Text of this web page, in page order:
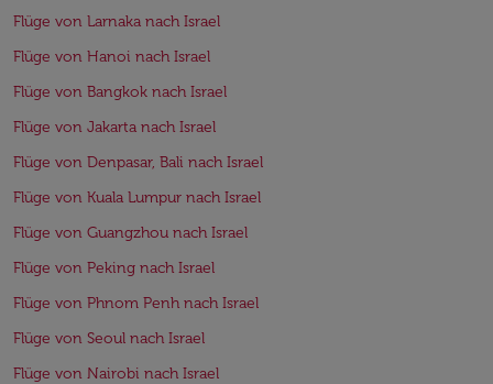
Flüge von Larnaka nach Israel
Flüge von Hanoi nach Israel
Flüge von Bangkok nach Israel
Flüge von Jakarta nach Israel
Flüge von Denpasar, Bali nach Israel
Flüge von Kuala Lumpur nach Israel
Flüge von Guangzhou nach Israel
Flüge von Peking nach Israel
Flüge von Phnom Penh nach Israel
Flüge von Seoul nach Israel
Flüge von Nairobi nach Israel